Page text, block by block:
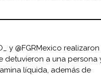
y @FGRMexico
detuvieron a una persona
líquida, además de